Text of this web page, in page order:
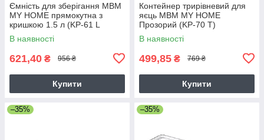
Ємність для зберігання МВМ
MY HOME прямокутна з
кришкою 1.5 л (KP-61 L
T/WOOD)
В наявності
621,40 ₴ 956 ₴
Купити
Контейнер трирівневий для
яєць МВМ MY HOME
Прозорий (KP-70 T)
В наявності
499,85 ₴ 769 ₴
Купити
–35% –35%